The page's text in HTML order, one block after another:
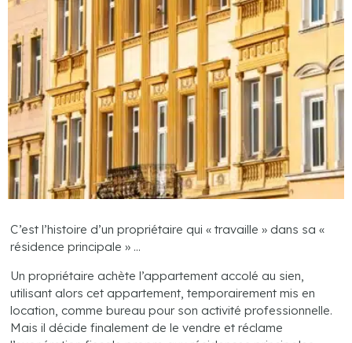
C’est l’histoire d’un propriétaire qui « travaille » dans sa «
résidence principale » …
Un propriétaire achète l’appartement accolé au sien,
utilisant alors cet appartement, temporairement mis en
location, comme bureau pour son activité professionnelle.
Mais il décide finalement de le vendre et réclame